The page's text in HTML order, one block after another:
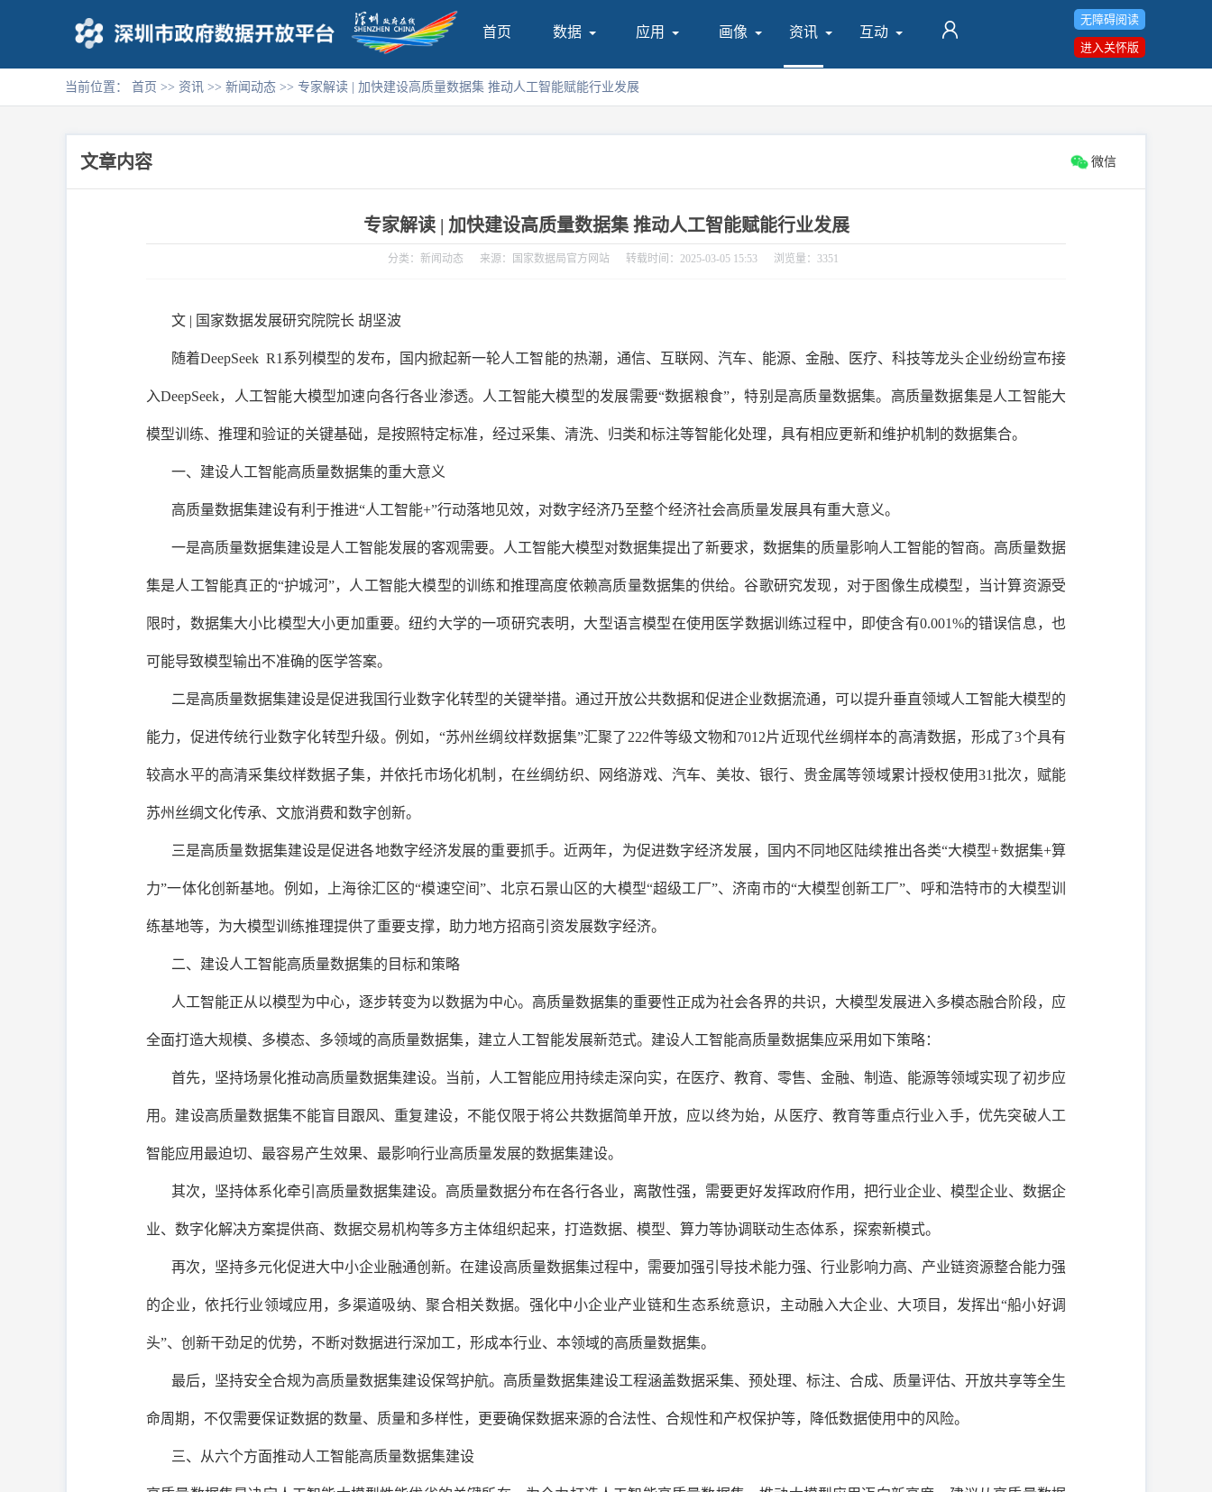
首页 数据 应用 画像 资讯 互动
无障碍阅读
进入关怀版
当前位置： 首页 >> 资讯 >> 新闻动态 >> 专家解读 | 加快建设高质量数据集 推动人工智能赋能行业发展
文章内容 微信
专家解读 | 加快建设高质量数据集 推动人工智能赋能行业发展
分类：新闻动态 来源：国家数据局官方网站 转载时间：2025-03-05 15:53 浏览量：3351
文 | 国家数据发展研究院院长 胡坚波
随着DeepSeek R1系列模型的发布，国内掀起新一轮人工智能的热潮，通信、互联网、汽车、能源、金融、医疗、科技等龙头企业纷纷宣布接
入DeepSeek，人工智能大模型加速向各行各业渗透。人工智能大模型的发展需要“数据粮食”，特别是高质量数据集。高质量数据集是人工智能大
模型训练、推理和验证的关键基础，是按照特定标准，经过采集、清洗、归类和标注等智能化处理，具有相应更新和维护机制的数据集合。
一、建设人工智能高质量数据集的重大意义
高质量数据集建设有利于推进“人工智能+”行动落地见效，对数字经济乃至整个经济社会高质量发展具有重大意义。
一是高质量数据集建设是人工智能发展的客观需要。 人工智能大模型对数据集提出了新要求，数据集的质量影响人工智能的智商。高质量数据
集是人工智能真正的“护城河”，人工智能大模型的训练和推理高度依赖高质量数据集的供给。谷歌研究发现，对于图像生成模型，当计算资源受
限时，数据集大小比模型大小更加重要。纽约大学的一项研究表明，大型语言模型在使用医学数据训练过程中，即使含有0.001%的错误信息，也
可能导致模型输出不准确的医学答案。
二是高质量数据集建设是促进我国行业数字化转型的关键举措。 通过开放公共数据和促进企业数据流通，可以提升垂直领域人工智能大模型的
能力，促进传统行业数字化转型升级。例如，“苏州丝绸纹样数据集”汇聚了222件等级文物和7012片近现代丝绸样本的高清数据，形成了3个具有
较高水平的高清采集纹样数据子集，并依托市场化机制，在丝绸纺织、网络游戏、汽车、美妆、银行、贵金属等领域累计授权使用31批次，赋能
苏州丝绸文化传承、文旅消费和数字创新。
三是高质量数据集建设是促进各地数字经济发展的重要抓手。近两年，为促进数字经济发展，国内不同地区陆续推出各类“大模型+数据集+算
力”一体化创新基地。例如，上海徐汇区的“模速空间”、北京石景山区的大模型“超级工厂”、济南市的“大模型创新工厂”、呼和浩特市的大模型训
练基地等，为大模型训练推理提供了重要支撑，助力地方招商引资发展数字经济。
二、建设人工智能高质量数据集的目标和策略
人工智能正从以模型为中心，逐步转变为以数据为中心。高质量数据集的重要性正成为社会各界的共识，大模型发展进入多模态融合阶段，应
全面打造大规模、多模态、多领域的高质量数据集，建立人工智能发展新范式。建设人工智能高质量数据集应采用如下策略：
首先，坚持场景化推动高质量数据集建设。 当前，人工智能应用持续走深向实，在医疗、教育、零售、金融、制造、能源等领域实现了初步应
用。建设高质量数据集不能盲目跟风、重复建设，不能仅限于将公共数据简单开放，应以终为始，从医疗、教育等重点行业入手，优先突破人工
智能应用最迫切、最容易产生效果、最影响行业高质量发展的数据集建设。
其次，坚持体系化牵引高质量数据集建设。 高质量数据分布在各行各业，离散性强，需要更好发挥政府作用，把行业企业、模型企业、数据企
业、数字化解决方案提供商、数据交易机构等多方主体组织起来，打造数据、模型、算力等协调联动生态体系，探索新模式。
再次，坚持多元化促进大中小企业融通创新。 在建设高质量数据集过程中，需要加强引导技术能力强、行业影响力高、产业链资源整合能力强
的企业，依托行业领域应用，多渠道吸纳、聚合相关数据。强化中小企业产业链和生态系统意识，主动融入大企业、大项目，发挥出“船小好调
头”、创新干劲足的优势，不断对数据进行深加工，形成本行业、本领域的高质量数据集。
最后，坚持安全合规为高质量数据集建设保驾护航。 高质量数据集建设工程涵盖数据采集、预处理、标注、合成、质量评估、开放共享等全生
命周期，不仅需要保证数据的数量、质量和多样性，更要确保数据来源的合法性、合规性和产权保护等，降低数据使用中的风险。
三、从六个方面推动人工智能高质量数据集建设